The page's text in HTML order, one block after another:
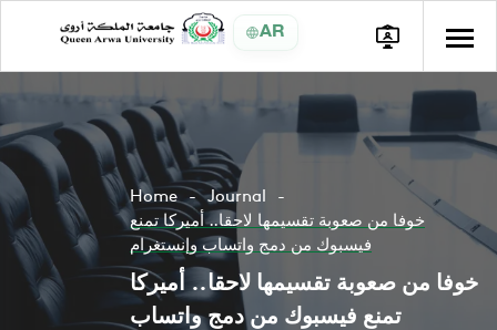
AR
Home
Journal
خوفا من صعوبة تقسيمها لاحقا.. أميركا تمنع
فيسبوك من دمج واتساب وإنستغرام
خوفا من صعوبة تقسيمها لاحقا.. أميركا
تمنع فيسبوك من دمج واتساب